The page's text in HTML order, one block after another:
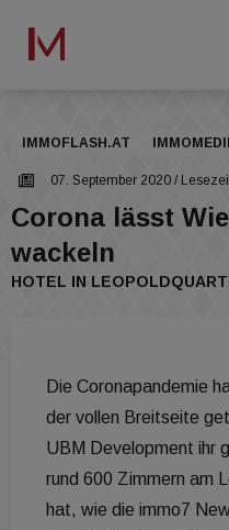
IMMOFLASH.AT
07. September 2020 /
Corona lässt
wackeln
HOTEL IN
Die Coronapandemie
der vollen Breitseite
UBM Development ihr
rund 600 Zimmern am
hat, wie die immo7